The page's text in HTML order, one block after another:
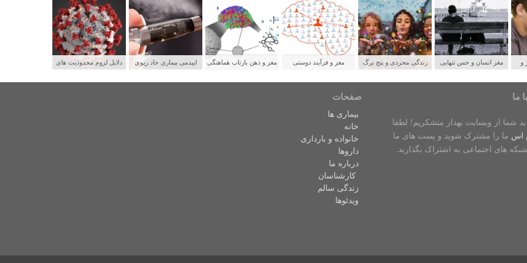
دلایل لزوم محدودیت های
اپیدمی بیماری حاد ریوی
مغز و ذهن بازتاب هماهنگی
مغز و فرآیند دوستی
زندگی مجردی و پنج برگ
مغز انسان و حس تنهایی
و
ما
شما از وبسایت بهدار متشکریم! لطفا
اس ما را مشترک شوید و پست های ما
های اجتماعی به اشتراک بگذارید.
صفحات
بیماری ها
خانه
خانواده و بارداری
داروها
درباره ما
کارشناسان
زندگی سالم
ویدئوها